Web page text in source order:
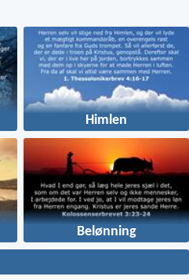
Himlen
Belønning